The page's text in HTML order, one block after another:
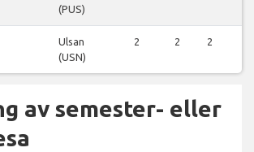
(PUS)
Ulsan
(USN)
2 2 2
av semester- eller